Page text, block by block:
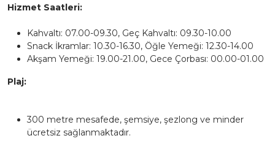
Hizmet Saatleri:
Kahvaltı: 07.00-09.30, Geç Kahvaltı: 09.30-10.00
Snack İkramlar: 10.30-16.30, Öğle Yemeği: 12.30-14.00
Akşam Yemeği: 19.00-21.00, Gece Çorbası: 00.00-01.00
Plaj:
300 metre mesafede, şemsiye, şezlong ve minder
ücretsiz sağlanmaktadır.